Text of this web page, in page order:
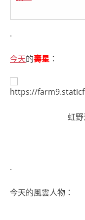
.
今天的壽星 ：
虹野
.
今天的風雲人物：